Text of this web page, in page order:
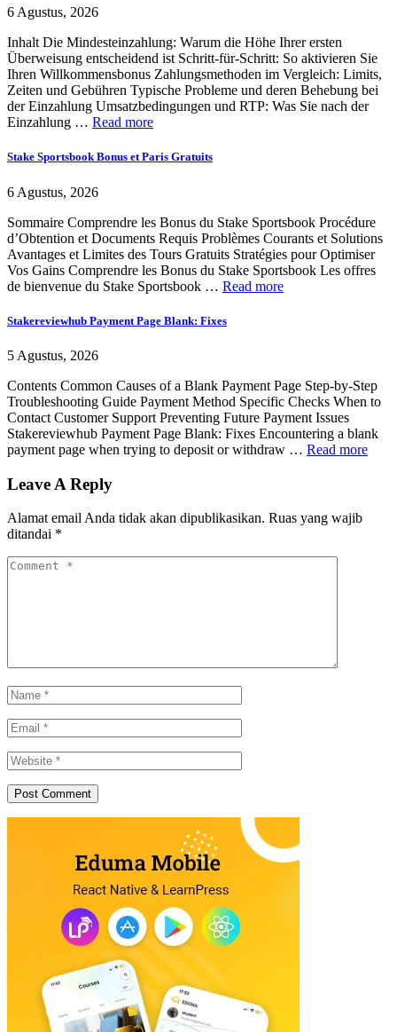
6 Agustus, 2026
Inhalt Die Mindesteinzahlung: Warum die Höhe Ihrer ersten
Überweisung entscheidend ist Schritt-für-Schritt: So aktivieren Sie
Ihren Willkommensbonus Zahlungsmethoden im Vergleich: Limits,
Zeiten und Gebühren Typische Probleme und deren Behebung bei
der Einzahlung Umsatzbedingungen und RTP: Was Sie nach der
Einzahlung … Read more
Stake Sportsbook Bonus et Paris Gratuits
6 Agustus, 2026
Sommaire Comprendre les Bonus du Stake Sportsbook Procédure
d’Obtention et Documents Requis Problèmes Courants et Solutions
Avantages et Limites des Tours Gratuits Stratégies pour Optimiser
Vos Gains Comprendre les Bonus du Stake Sportsbook Les offres
de bienvenue du Stake Sportsbook … Read more
Stakereviewhub Payment Page Blank: Fixes
5 Agustus, 2026
Contents Common Causes of a Blank Payment Page Step-by-Step
Troubleshooting Guide Payment Method Specific Checks When to
Contact Customer Support Preventing Future Payment Issues
Stakereviewhub Payment Page Blank: Fixes Encountering a blank
payment page when trying to deposit or withdraw … Read more
Leave A Reply
Alamat email Anda tidak akan dipublikasikan. Ruas yang wajib
ditandai *